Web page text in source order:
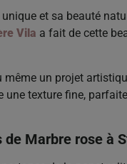
et sa beauté
Vila a fait de cette
un projet
une texture fine,
de Marbre rose à